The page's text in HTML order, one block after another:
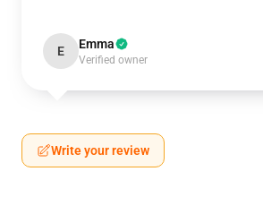
E Emma
Verified owner
Write your review